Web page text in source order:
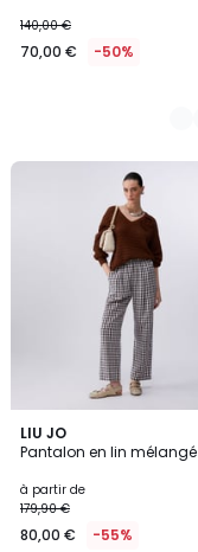
140,00 €
70,00 € -50%
LIU JO
Pantalon en lin mélangé
à partir de
179,90 €
80,00 € -55%
2
Couleurs